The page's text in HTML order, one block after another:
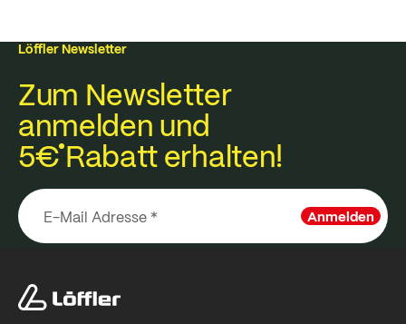
Löffler Newsletter
Zum Newsletter
anmelden und
5€Rabatt erhalten!
Anmelden